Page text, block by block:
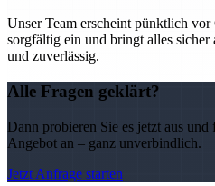
Unser Team erscheint pünktlich
sorgfältig ein und bringt alles
und zuverlässig.
Alle Fragen geklärt?
Dann probieren Sie es jetzt aus
Angebot an – ganz unverbindlich.
Jetzt Anfrage starten